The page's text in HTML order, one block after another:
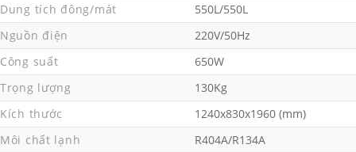
Dung tích đông/mát
550L/550L
Nguồn điện
220V/50Hz
Công suất
650W
Trọng lượng
130Kg
Kích thước
1240x830x1960 (mm)
Môi chất lạnh
R404A/R134A